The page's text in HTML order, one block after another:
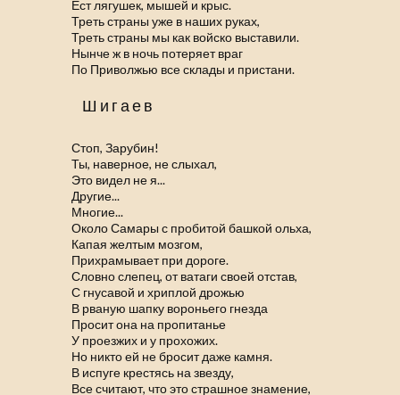
Ест лягушек, мышей и крыс.
Треть страны уже в наших руках,
Треть страны мы как войско выставили.
Нынче ж в ночь потеряет враг
По Приволжью все склады и пристани.
Шигаев
Стоп, Зарубин!
Ты, наверное, не слыхал,
Это видел не я...
Другие...
Многие...
Около Самары с пробитой башкой ольха,
Капая желтым мозгом,
Прихрамывает при дороге.
Словно слепец, от ватаги своей отстав,
С гнусавой и хриплой дрожью
В рваную шапку вороньего гнезда
Просит она на пропитанье
У проезжих и у прохожих.
Но никто ей не бросит даже камня.
В испуге крестясь на звезду,
Все считают, что это страшное знамение,